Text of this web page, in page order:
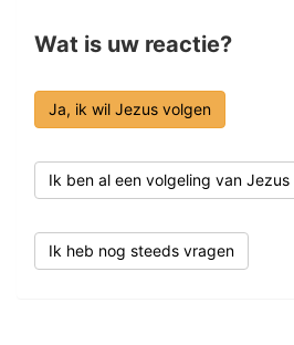
Wat is uw reactie?
Ja, ik wil Jezus volgen
Ik ben al een volgeling van Jezus
Ik heb nog steeds vragen